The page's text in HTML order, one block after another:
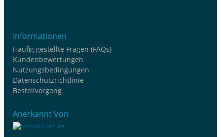
Informationen
Häufig gestellte Fragen (FAQs)
Kundenbewertungen
Nutzungsbedingungen
Datenschutzrichtlinie
Bestellvorgang
Anerkannt Von